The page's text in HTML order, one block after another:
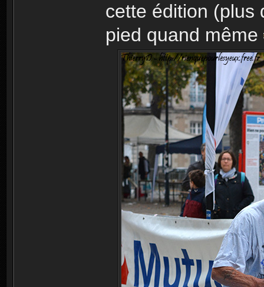
cette édition (plus
pied quand même